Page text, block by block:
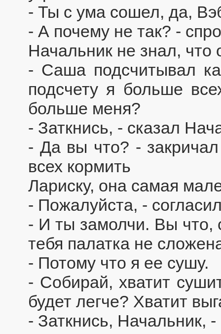
- Ты с ума сошел, да,
- А почему не так? -
Начальник не знал, что
- Саша подсчитывал
подсчету я больше
больше меня?
- Заткнись, - сказал
- Да вы что? -
всех кормить
Лариску, она самая
- Пожалуйста, -
- И ты замолчи. Вы что,
тебя палатка не
- Потому что я ее сушу.
- Собирай, хватит
будет легче? Хватит
- Заткнись, Начальник,